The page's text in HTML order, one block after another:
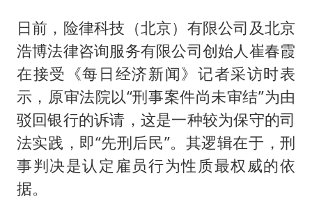
日前，险律科技（北京）有限公司及北京
浩博法律咨询服务有限公司创始人崔春霞
在接受《每日经济新闻》记者采访时表
示，原审法院以“刑事案件尚未审结”为由
驳回银行的诉请，这是一种较为保守的司
法实践，即“先刑后民”。其逻辑在于，刑
事判决是认定雇员行为性质最权威的依
据。